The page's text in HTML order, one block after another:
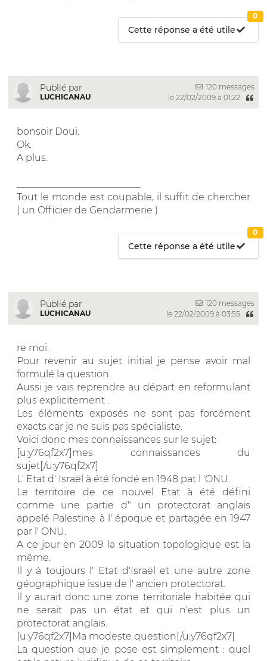
Cette réponse a été utile
0
Publié par
LUCHICANAU
120 messages
le 22/02/2009 à 01:22
bonsoir Doui.
Ok.
A plus.
Tout le monde est coupable, il suffit de chercher
( un Officier de Gendarmerie )
Cette réponse a été utile
0
Publié par
LUCHICANAU
120 messages
le 22/02/2009 à 03:55
re moi.
Pour revenir au sujet initial je pense avoir mal
formulé la question.
Aussi je vais reprendre au départ en reformulant
plus explicitement .
Les éléments exposés ne sont pas forcément
exacts car je ne suis pas spécialiste.
Voici donc mes connaissances sur le sujet:
[u:y76qf2x7]mes connaissances du
sujet[/u:y76qf2x7]
L' Etat d' Israël à été fondé en 1948 pat l 'ONU.
Le territoire de ce nouvel Etat à été défini
comme une partie d" un protectorat anglais
appelé Palestine à l' époque et partagée en 1947
par l' ONU.
A ce jour en 2009 la situation topologique est la
même.
Il y à toujours l' Etat d'Israël et une autre zone
géographique issue de l' ancien protectorat.
Il y aurait donc une zone territoriale habitée qui
ne serait pas un état et qui n'est plus un
protectorat anglais.
[u:y76qf2x7]Ma modeste question[/u:y76qf2x7]
La question que je pose est simplement : quel